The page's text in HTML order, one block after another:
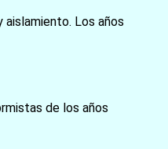
aislamiento. Los años
de los años